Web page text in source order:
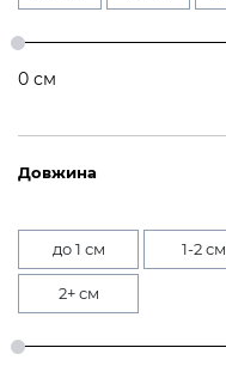
0 см
Довжина
до 1 см 1-2 см
2+ см